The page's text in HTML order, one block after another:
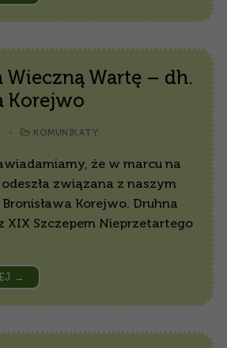
Wieczną Wartę – dh.
Korejwo
- KOMUNIKATY
że w marcu na
związana z naszym
Korejwo. Druhna
XIX Szczepem Nieprzetartego
→